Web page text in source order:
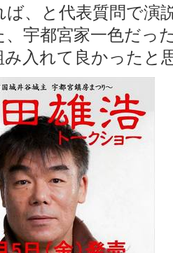
ば、と代表質問で演
、宇都宮家一色だっ
み入れて良かったと